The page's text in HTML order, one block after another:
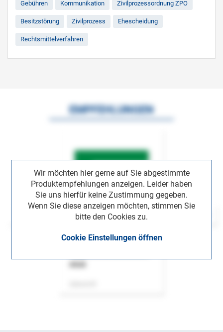
Gebühren Kommunikation Zivilprozessordnung ZPO
Besitzstörung Zivilprozess Ehescheidung
Rechtsmittelverfahren
Wir möchten hier gerne auf Sie abgestimmte
Produktempfehlungen anzeigen. Leider haben
Sie uns hierfür keine Zustimmung gegeben.
Wenn Sie diese anzeigen möchten, stimmen Sie
bitte den Cookies zu.
Cookie Einstellungen öffnen
EMPFEHLUNGEN